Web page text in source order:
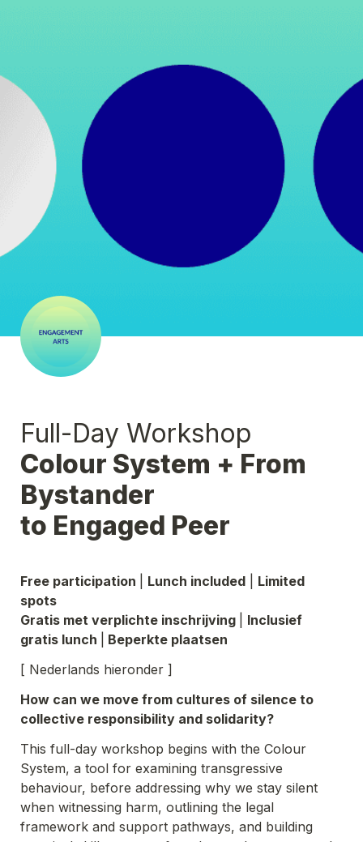
Full-Day Workshop
Colour System + From
Bystander
to Engaged Peer
Free participation Lunch included
Limited
Gratis met verplichte inschrijving
Inclusief
gratis lunch
Beperkte plaatsen
[ Nederlands hieronder ]
How can we move from cultures of silence to
collective responsibility and solidarity?
This full-day workshop begins with the Colour
System, a tool for examining transgressive
behaviour, before addressing why we stay silent
when witnessing harm, outlining the legal
framework and support pathways, and building